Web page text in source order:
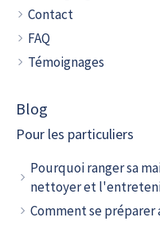
Contact
FAQ
Témoignages
Blog
Pour les particuliers
Pourquoi ranger sa
nettoyer et
Comment se